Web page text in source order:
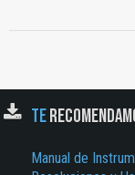
TE
Manual de